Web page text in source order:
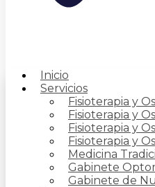
Inicio
Servicios
Fisioterapia y
Fisioterapia y
Fisioterapia y
Fisioterapia y
Medicina
Gabinete
Gabinete de